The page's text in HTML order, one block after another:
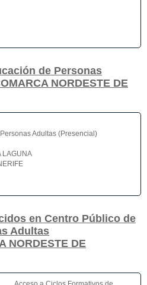
de Personas
NORDESTE DE
Adultas (Presencial)
LAGUNA
en Centro Público de
Adultas
NORDESTE DE